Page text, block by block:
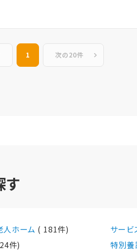
1 次の20件
す
ホーム ( 181件)
サー
件)
特別